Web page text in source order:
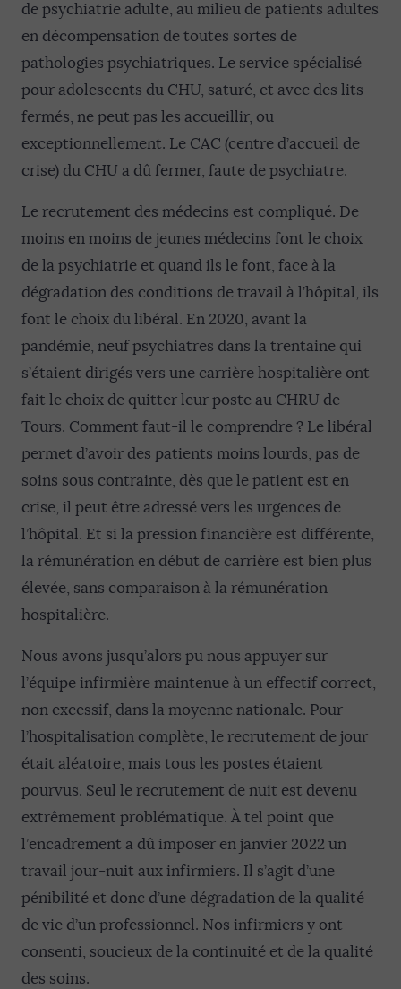
de psychiatrie adulte, au milieu de patients adultes
en décompensation de toutes sortes de
pathologies psychiatriques. Le service spécialisé
pour adolescents du CHU, saturé, et avec des lits
fermés, ne peut pas les accueillir, ou
exceptionnellement. Le CAC (centre d’accueil de
crise) du CHU a dû fermer, faute de psychiatre.
Le recrutement des médecins est compliqué. De
moins en moins de jeunes médecins font le choix
de la psychiatrie et quand ils le font, face à la
dégradation des conditions de travail à l’hôpital, ils
font le choix du libéral. En 2020, avant la
pandémie, neuf psychiatres dans la trentaine qui
s’étaient dirigés vers une carrière hospitalière ont
fait le choix de quitter leur poste au CHRU de
Tours. Comment faut-il le comprendre ? Le libéral
permet d’avoir des patients moins lourds, pas de
soins sous contrainte, dès que le patient est en
crise, il peut être adressé vers les urgences de
l’hôpital. Et si la pression financière est différente,
la rémunération en début de carrière est bien plus
élevée, sans comparaison à la rémunération
hospitalière.
Nous avons jusqu’alors pu nous appuyer sur
l’équipe infirmière maintenue à un effectif correct,
non excessif, dans la moyenne nationale. Pour
l’hospitalisation complète, le recrutement de jour
était aléatoire, mais tous les postes étaient
pourvus. Seul le recrutement de nuit est devenu
extrêmement problématique. À tel point que
l’encadrement a dû imposer en janvier 2022 un
travail jour-nuit aux infirmiers. Il s’agit d’une
pénibilité et donc d’une dégradation de la qualité
de vie d’un professionnel. Nos infirmiers y ont
consenti, soucieux de la continuité et de la qualité
des soins.